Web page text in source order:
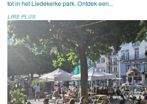
tot in het Liedekerke park. Ontdek een...
LIRE PLUS